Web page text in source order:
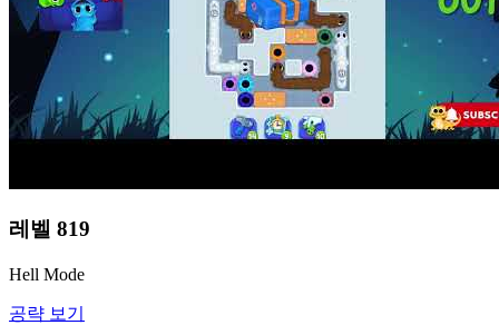
레벨 819
Hell Mode
공략 보기